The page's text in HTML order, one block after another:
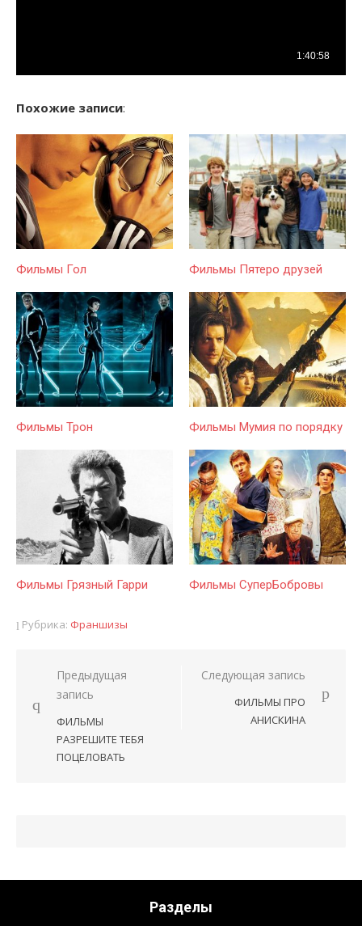
Похожие записи:
Фильмы Гол Фильмы Пятеро друзей
Фильмы Трон Фильмы Мумия по порядку
Фильмы Грязный Гарри Фильмы СуперБобровы
Рубрика: Франшизы
Навигация
по
записям
Предыдущая
запись
ФИЛЬМЫ
РАЗРЕШИТЕ ТЕБЯ
ПОЦЕЛОВАТЬ
Следующая запись
ФИЛЬМЫ ПРО
АНИСКИНА
Разделы